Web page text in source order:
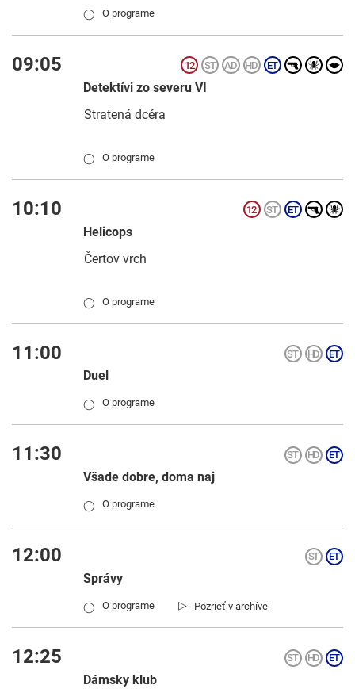
◯ O programe
09:05
Detektívi zo severu VI
Stratená dcéra
◯ O programe
10:10
Helicops
Čertov vrch
◯ O programe
11:00
Duel
◯ O programe
11:30
Všade dobre, doma naj
◯ O programe
12:00
Správy
▷ Pozrieť v archíve
◯ O programe
12:25
Dámsky klub